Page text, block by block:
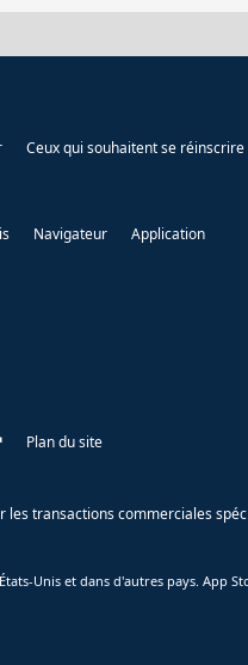
Ceux qui souhaitent se réinscrire
Navigateur Application
Plan du site
les transactions commerciales
Unis et dans d'autres pays. App